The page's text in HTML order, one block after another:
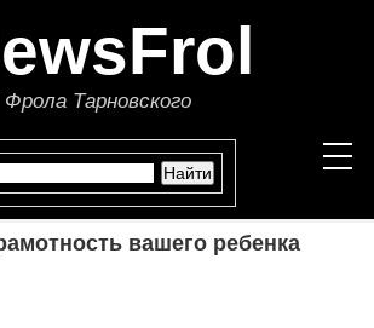
Тарновского
вашего ребенка